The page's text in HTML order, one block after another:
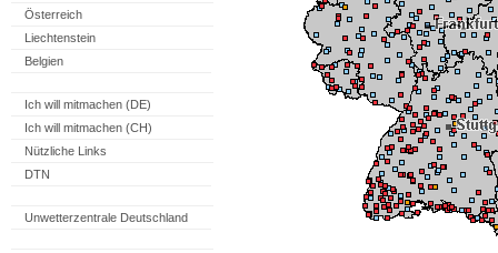
Österreich
Liechtenstein
Belgien
Ich will mitmachen (DE)
Ich will mitmachen (CH)
Nützliche Links
DTN
Unwetterzentrale Deutschland